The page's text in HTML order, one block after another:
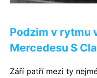
Podzim v rytmu
Mercedesu S
Září patří mezi ty